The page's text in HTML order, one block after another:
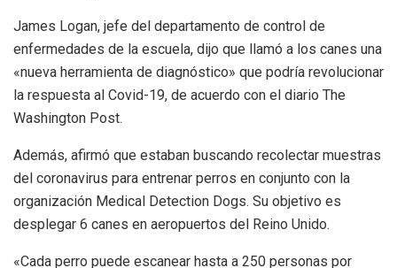
James Logan, jefe del departamento de control de
enfermedades de la escuela, dijo que llamó a los canes una
«nueva herramienta de diagnóstico» que podría revolucionar
la respuesta al Covid-19, de acuerdo con el diario The
Washington Post.
Además, afirmó que estaban buscando recolectar muestras
del coronavirus para entrenar perros en conjunto con la
organización Medical Detection Dogs. Su objetivo es
desplegar 6 canes en aeropuertos del Reino Unido.
«Cada perro puede escanear hasta a 250 personas por